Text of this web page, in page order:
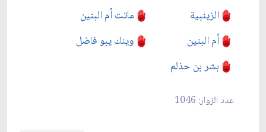
ماتت أم البنين
الزينبية
وينك يبو فاضل
أم البنين
بشر بن حذلم
عدد الزوار: 1046